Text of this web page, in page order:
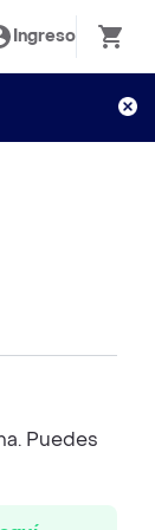
Ingreso
Puedes